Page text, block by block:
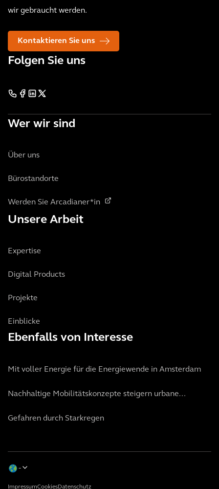
wir gebraucht werden.
Kontaktieren Sie uns
Folgen Sie uns
Wer wir sind
Über uns
Bürostandorte
Werden Sie Arcadianer*in
Unsere Arbeit
Expertise
Digital Products
Projekte
Einblicke
Ebenfalls von Interesse
Mit voller Energie für die Energiewende in Amsterdam
Nachhaltige Mobilitätskonzepte steigern urbane...
Gefahren durch Starkregen
ImpressumCookiesDatenschutz